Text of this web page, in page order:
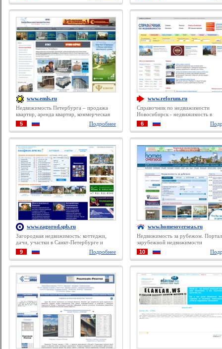
www.emls.ru
Недвижимость Петербурга – продажа
квартир, аренда квартир, коммерческая
недвижимость, загородная
недвижимость
5 Подробнее
www.reforum.ru
Справочник по недвижимости
Новосибирск - недвижимость в
Новосибирске, объявления
недвижимость Новосибирск,
000 вариантов
6
www.zagorod.spb.ru
Загородная недвижимость: коттеджи,
дачи, участки в Санкт-Петербурге и
Ленинградской области
9 Подробнее
www.homesoverseas.ru
Недвижимость за рубежом.
зарубежной недвижимости
HomesOverseas.ru. Свыше 70 тысяч
объявлений о продаже и аренде
недвижимости за рубежом.
статьи, новости рынка.
10